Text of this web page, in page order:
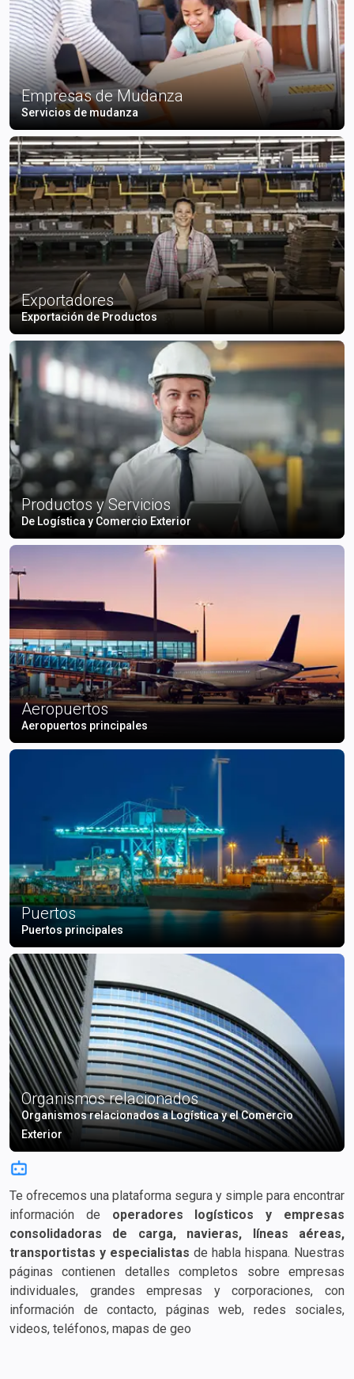
Empresas de Mudanza
Servicios de mudanza
Exportadores
Exportación de Productos
Productos y Servicios
De Logística y Comercio Exterior
Aeropuertos
Aeropuertos principales
Puertos
Puertos principales
Organismos relacionados
Organismos relacionados a Logística y el Comercio
Exterior
Te ofrecemos una plataforma segura y simple para encontrar
información de operadores logísticos y empresas
consolidadoras de carga, navieras, líneas aéreas,
transportistas y especialistas de habla hispana. Nuestras
páginas contienen detalles completos sobre empresas
individuales, grandes empresas y corporaciones, con
información de contacto, páginas web, redes sociales,
videos, teléfonos, mapas de geolocalización, correos